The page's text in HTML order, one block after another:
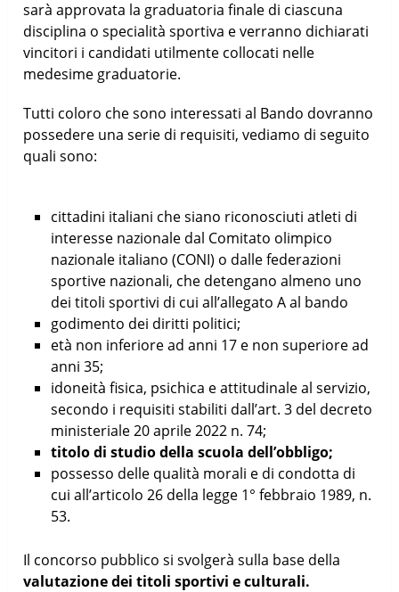
sarà approvata la graduatoria finale di ciascuna
disciplina o specialità sportiva e verranno dichiarati
vincitori i candidati utilmente collocati nelle
medesime graduatorie.
Tutti coloro che sono interessati al Bando dovranno
possedere una serie di requisiti, vediamo di seguito
quali sono:
cittadini italiani che siano riconosciuti atleti di
interesse nazionale dal Comitato olimpico
nazionale italiano (CONI) o dalle federazioni
sportive nazionali, che detengano almeno uno
dei titoli sportivi di cui all’allegato A al bando
godimento dei diritti politici;
età non inferiore ad anni 17 e non superiore ad
anni 35;
idoneità fisica, psichica e attitudinale al servizio,
secondo i requisiti stabiliti dall’art. 3 del decreto
ministeriale 20 aprile 2022 n. 74;
titolo di studio della scuola dell’obbligo;
possesso delle qualità morali e di condotta di
cui all’articolo 26 della legge 1° febbraio 1989, n.
53.
Il concorso pubblico si svolgerà sulla base della
valutazione dei titoli sportivi e culturali.